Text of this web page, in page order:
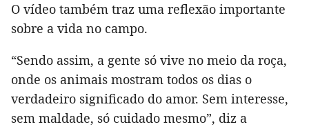
O vídeo também traz uma reflexão importante
sobre a vida no campo.
“Sendo assim, a gente só vive no meio da roça,
onde os animais mostram todos os dias o
verdadeiro significado do amor. Sem interesse,
sem maldade, só cuidado mesmo”, diz a